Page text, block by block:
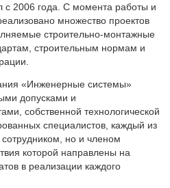
с 2006 года. С момента работы и
множество проектов
строительно-монтажные
строительным нормам и
«Инженерные системы»
допусками и
собственной технологической
специалистов, каждый из
сотрудником, но и членом
которой направлены на
в реализации каждого